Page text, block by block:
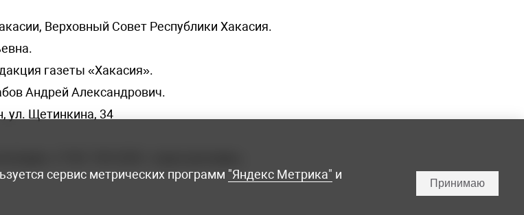
Верховный Совет Республики Хакасия.
газеты «Хакасия».
Андрей Александрович.
ул. Щетинкина, 34
сервис метрических программ "Яндекс Метрика" и
Принимаю